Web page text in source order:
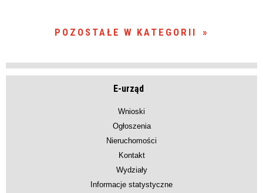
POZOSTAŁE W KATEGORII
E-urząd
Wnioski
Ogłoszenia
Nieruchomości
Kontakt
Wydziały
Informacje statystyczne